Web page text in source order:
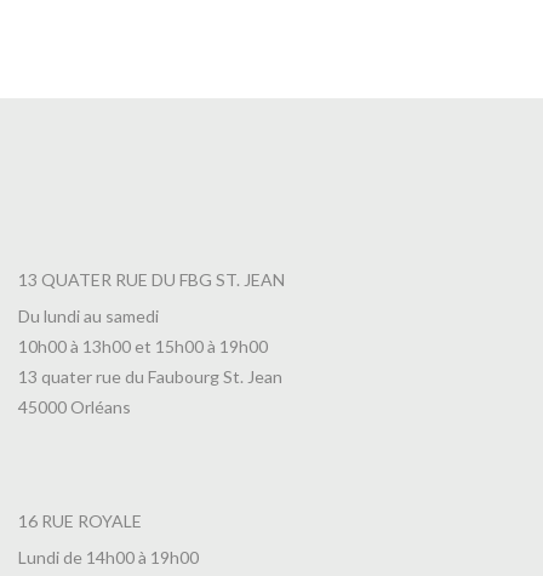
13 QUATER RUE DU FBG ST. JEAN
Du lundi au samedi
10h00 à 13h00 et 15h00 à 19h00
13 quater rue du Faubourg St. Jean
45000 Orléans
16 RUE ROYALE
Lundi de 14h00 à 19h00